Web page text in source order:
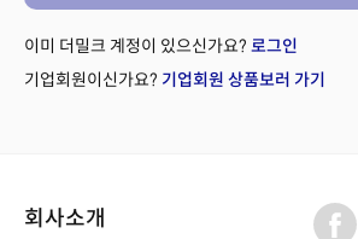
이미 더밀크 계정이 있으신가요? 로그인
기업회원이신가요? 기업회원 상품보러 가기
회사소개